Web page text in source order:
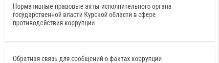
Нормативные правовые акты исполнительного органа
государственной власти Курской области в сфере
противодействия коррупции
Обратная связь для сообщений о фактах коррупции